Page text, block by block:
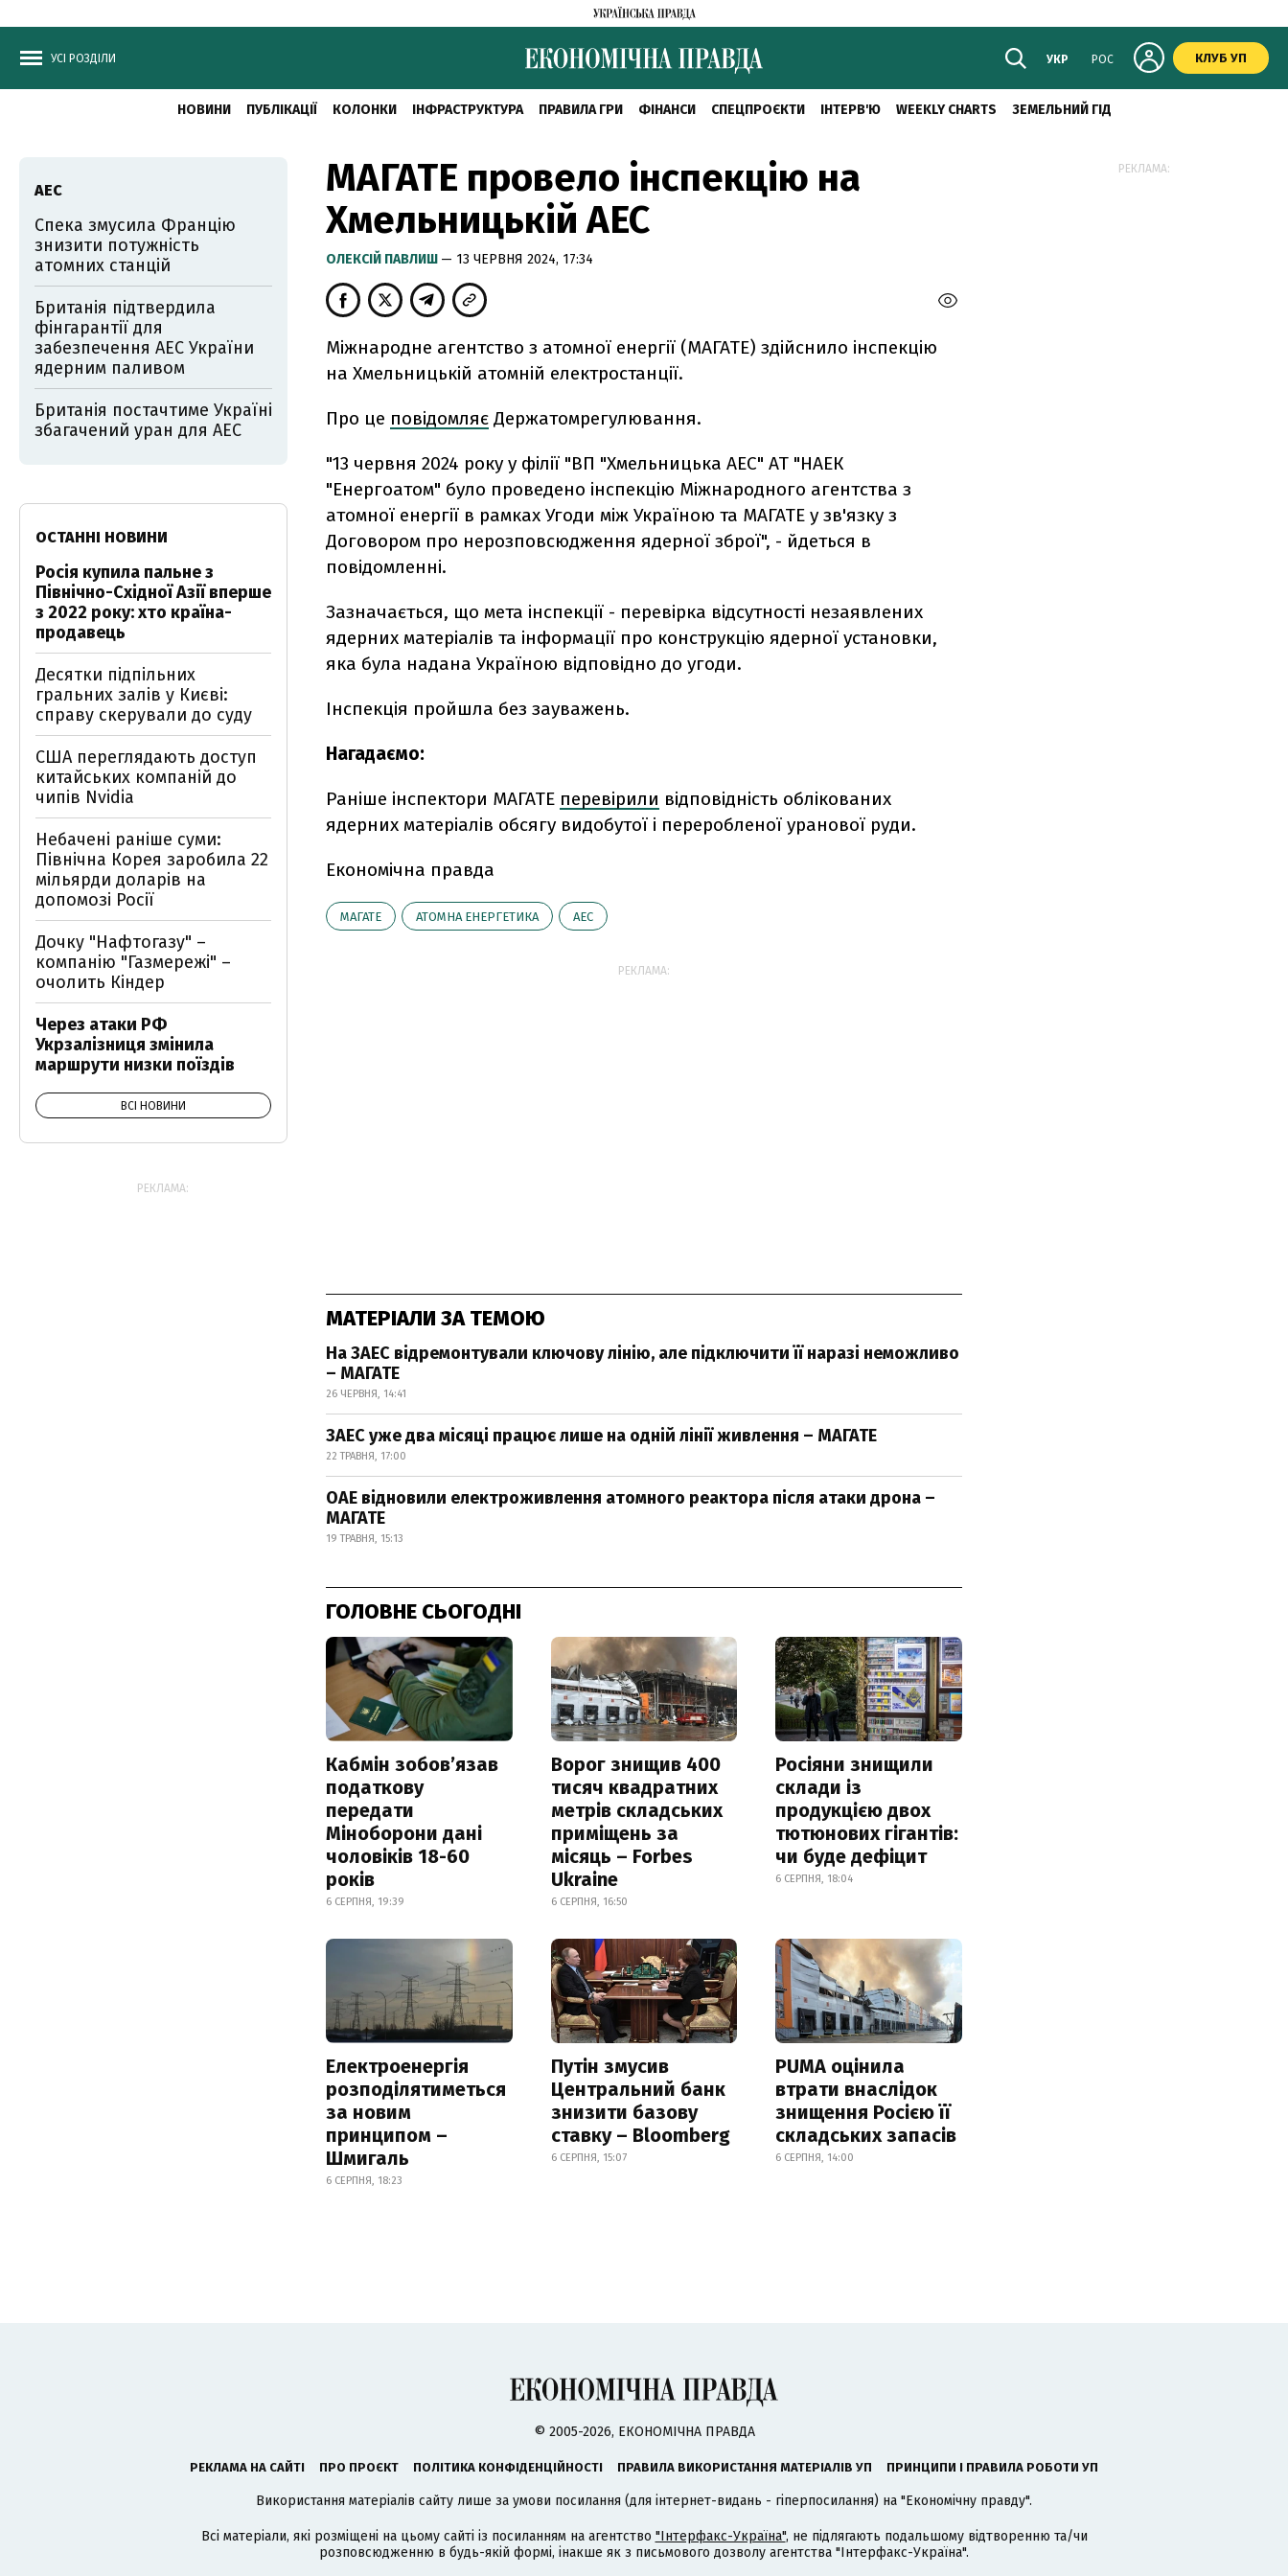
УСІ РОЗДІЛИ УКР РОС КЛУБ УП
НОВИНИ ПУБЛІКАЦІЇ КОЛОНКИ ІНФРАСТРУКТУРА ПРАВИЛА ГРИ ФІНАНСИ СПЕЦПРОЄКТИ ІНТЕРВ'Ю WEEKLY CHARTS ЗЕМЕЛЬНИЙ ГІД
МАГАТЕ провело інспекцію на
Хмельницькій АЕС
ОЛЕКСІЙ ПАВЛИШ — 13 ЧЕРВНЯ 2024, 17:34
Міжнародне агентство з атомної енергії (МАГАТЕ) здійснило інспекцію
на Хмельницькій атомній електростанції.
Про це повідомляє Держатомрегулювання.
"13 червня 2024 року у філії "ВП "Хмельницька АЕС" АТ "НАЕК
"Енергоатом" було проведено інспекцію Міжнародного агентства з
атомної енергії в рамках Угоди між Україною та МАГАТЕ у зв'язку з
Договором про нерозповсюдження ядерної зброї", - йдеться в
повідомленні.
Зазначається, що мета інспекції - перевірка відсутності незаявлених
ядерних матеріалів та інформації про конструкцію ядерної установки,
яка була надана Україною відповідно до угоди.
Інспекція пройшла без зауважень.
Нагадаємо:
Раніше інспектори МАГАТЕ перевірили відповідність облікованих
ядерних матеріалів обсягу видобутої і переробленої уранової руди.
Економічна правда
МАГАТЕ АТОМНА ЕНЕРГЕТИКА АЕС
РЕКЛАМА:
МАТЕРІАЛИ ЗА ТЕМОЮ
На ЗАЕС відремонтували ключову лінію, але підключити її наразі неможливо
– МАГАТЕ
26 ЧЕРВНЯ, 14:41
ЗАЕС уже два місяці працює лише на одній лінії живлення – МАГАТЕ
22 ТРАВНЯ, 17:00
ОАЕ відновили електроживлення атомного реактора після атаки дрона –
МАГАТЕ
19 ТРАВНЯ, 15:13
ГОЛОВНЕ СЬОГОДНІ
Кабмін зобовʼязав
податкову
передати
Міноборони дані
чоловіків 18-60
років
6 СЕРПНЯ, 19:39
Ворог знищив 400
тисяч квадратних
метрів складських
приміщень за
місяць – Forbes
Ukraine
6 СЕРПНЯ, 16:50
Росіяни знищили
склади із
продукцією двох
тютюнових гігантів:
чи буде дефіцит
6 СЕРПНЯ, 18:04
Електроенергія
розподілятиметься
за новим
принципом –
Шмигаль
6 СЕРПНЯ, 18:23
Путін змусив
Центральний банк
знизити базову
ставку – Bloomberg
6 СЕРПНЯ, 15:07
PUMA оцінила
втрати внаслідок
знищення Росією її
складських запасів
6 СЕРПНЯ, 14:00
АЕС
Спека змусила Францію
знизити потужність
атомних станцій
Британія підтвердила
фінгарантії для
забезпечення АЕС України
ядерним паливом
Британія постачтиме Україні
збагачений уран для АЕС
ОСТАННІ НОВИНИ
Росія купила пальне з
Північно-Східної Азії вперше
з 2022 року: хто країна-
продавець
Десятки підпільних
гральних залів у Києві:
справу скерували до суду
США переглядають доступ
китайських компаній до
чипів Nvidia
Небачені раніше суми:
Північна Корея заробила 22
мільярди доларів на
допомозі Росії
Дочку "Нафтогазу" –
компанію "Газмережі" –
очолить Кіндер
Через атаки РФ
Укрзалізниця змінила
маршрути низки поїздів
ВСІ НОВИНИ
РЕКЛАМА:
РЕКЛАМА:
© 2005-2026, ЕКОНОМІЧНА ПРАВДА
РЕКЛАМА НА САЙТІ ПРО ПРОЄКТ ПОЛІТИКА КОНФІДЕНЦІЙНОСТІ ПРАВИЛА ВИКОРИСТАННЯ МАТЕРІАЛІВ УП ПРИНЦИПИ І ПРАВИЛА РОБОТИ УП
Використання матеріалів сайту лише за умови посилання (для інтернет-видань - гіперпосилання) на "Економічну правду".
Всі матеріали, які розміщені на цьому сайті із посиланням на агентство "Інтерфакс-Україна", не підлягають подальшому відтворенню та/чи
розповсюдженню в будь-якій формі, інакше як з письмового дозволу агентства "Інтерфакс-Україна".